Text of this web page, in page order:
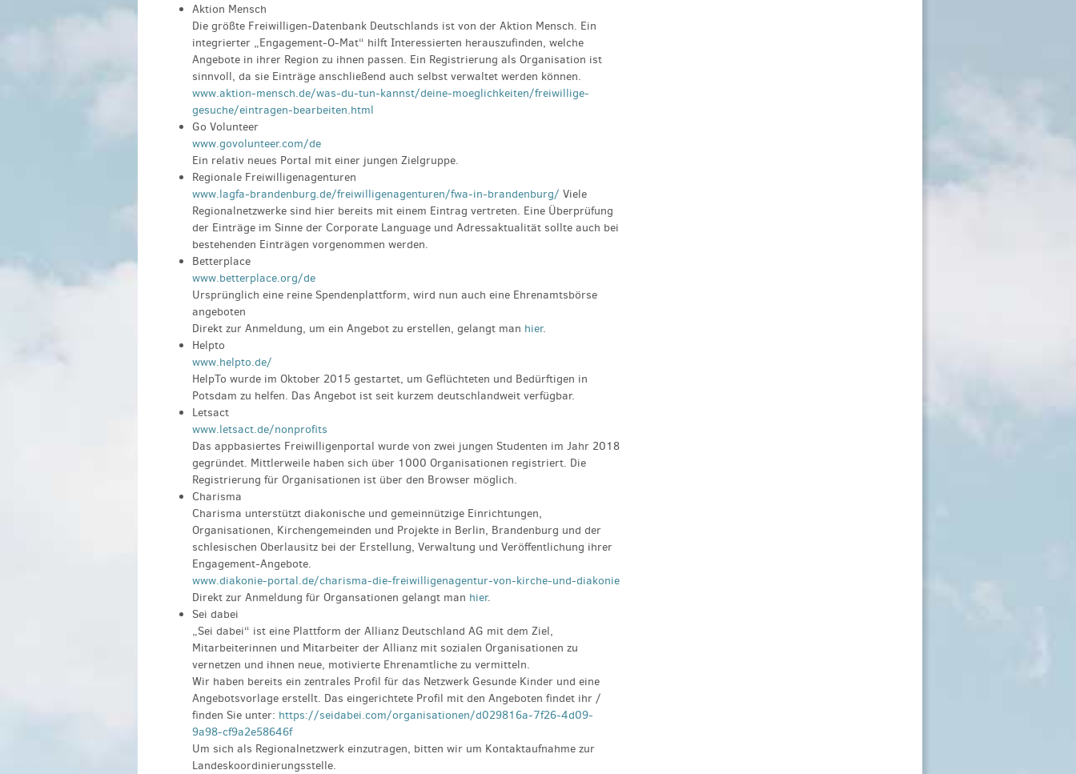
Aktion Mensch
Die größte Freiwilligen-Datenbank Deutschlands ist von der Aktion Mensch. Ein
integrierter „Engagement-O-Mat“ hilft Interessierten herauszufinden, welche
Angebote in ihrer Region zu ihnen passen. Ein Registrierung als Organisation ist
sinnvoll, da sie Einträge anschließend auch selbst verwaltet werden können.
www.aktion-mensch.de/was-du-tun-kannst/deine-moeglichkeiten/freiwillige-
gesuche/eintragen-bearbeiten.html
Go Volunteer
www.govolunteer.com/de
Ein relativ neues Portal mit einer jungen Zielgruppe.
Regionale Freiwilligenagenturen
www.lagfa-brandenburg.de/freiwilligenagenturen/fwa-in-brandenburg/ Viele
Regionalnetzwerke sind hier bereits mit einem Eintrag vertreten. Eine Überprüfung
der Einträge im Sinne der Corporate Language und Adressaktualität sollte auch bei
bestehenden Einträgen vorgenommen werden.
Betterplace
www.betterplace.org/de
Ursprünglich eine reine Spendenplattform, wird nun auch eine Ehrenamtsbörse
angeboten
Direkt zur Anmeldung, um ein Angebot zu erstellen, gelangt man hier.
Helpto
www.helpto.de/
HelpTo wurde im Oktober 2015 gestartet, um Geflüchteten und Bedürftigen in
Potsdam zu helfen. Das Angebot ist seit kurzem deutschlandweit verfügbar.
Letsact
www.letsact.de/nonprofits
Das appbasiertes Freiwilligenportal wurde von zwei jungen Studenten im Jahr 2018
gegründet. Mittlerweile haben sich über 1000 Organisationen registriert. Die
Registrierung für Organisationen ist über den Browser möglich.
Charisma
Charisma unterstützt diakonische und gemeinnützige Einrichtungen,
Organisationen, Kirchengemeinden und Projekte in Berlin, Brandenburg und der
schlesischen Oberlausitz bei der Erstellung, Verwaltung und Veröffentlichung ihrer
Engagement-Angebote.
www.diakonie-portal.de/charisma-die-freiwilligenagentur-von-kirche-und-diakonie
Direkt zur Anmeldung für Organsationen gelangt man hier.
Sei dabei
„Sei dabei“ ist eine Plattform der Allianz Deutschland AG mit dem Ziel,
Mitarbeiterinnen und Mitarbeiter der Allianz mit sozialen Organisationen zu
vernetzen und ihnen neue, motivierte Ehrenamtliche zu vermitteln.
Wir haben bereits ein zentrales Profil für das Netzwerk Gesunde Kinder und eine
Angebotsvorlage erstellt. Das eingerichtete Profil mit den Angeboten findet ihr /
finden Sie unter: https://seidabei.com/organisationen/d029816a-7f26-4d09-
9a98-cf9a2e58646f
Um sich als Regionalnetzwerk einzutragen, bitten wir um Kontaktaufnahme zur
Landeskoordinierungsstelle.